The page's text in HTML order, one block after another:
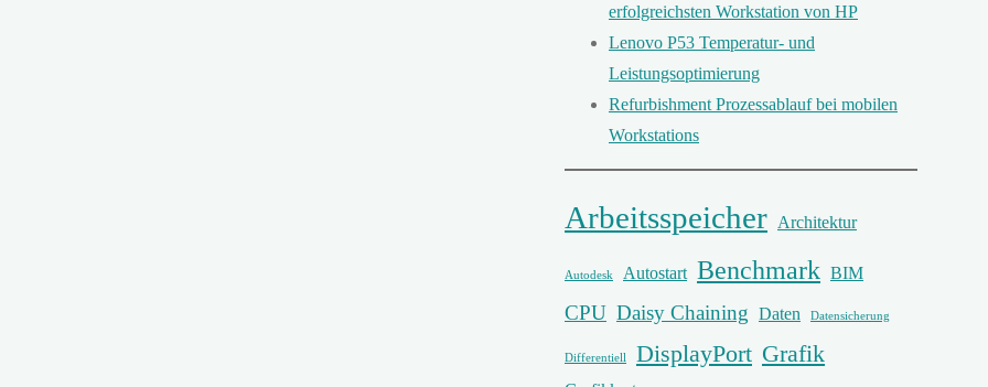
erfolgreichsten Workstation von HP
Lenovo P53 Temperatur- und
Leistungsoptimierung
Refurbishment Prozessablauf bei mobilen
Workstations
Arbeitsspeicher Architektur
Autodesk Autostart Benchmark BIM
CPU Daisy Chaining Daten Datensicherung
Differentiell DisplayPort Grafik